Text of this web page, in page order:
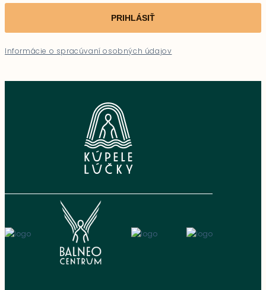
PRIHLÁSIŤ
Informácie o spracúvaní osobných údajov